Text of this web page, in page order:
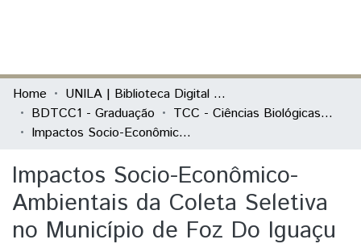
Communities & Collections
All of DSpace
Home
UNILA | Biblioteca Digital de Trabalhos de Conclusão de Curso
BDTCC1 - Graduação
TCC - Ciências Biológicas - Ecologia e Biodiversidade
Impactos Socio-Econômico-Ambientais da Coleta Seletiva no Município de Foz Do Iguaçu
Impactos Socio-Econômico-
Ambientais da Coleta Seletiva
no Município de Foz Do Iguaçu